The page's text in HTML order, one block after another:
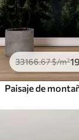
33166.67$/m²
Paisaje de